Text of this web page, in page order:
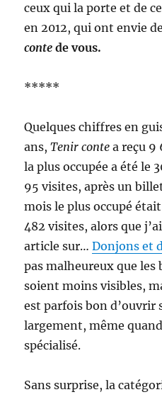
ceux qui la porte et de
en 2012, qui ont envie
conte de vous.
*****
Quelques chiffres en
ans,Tenir conte a reçu 9
la plus occupée a été le
95 visites, après un
mois le plus occupé
482 visites, alors que
article sur…Donjons et
pas malheureux que les
soient moins visibles,
est parfois bon d’ouvrir
largement, même
spécialisé.
Sans surprise, la